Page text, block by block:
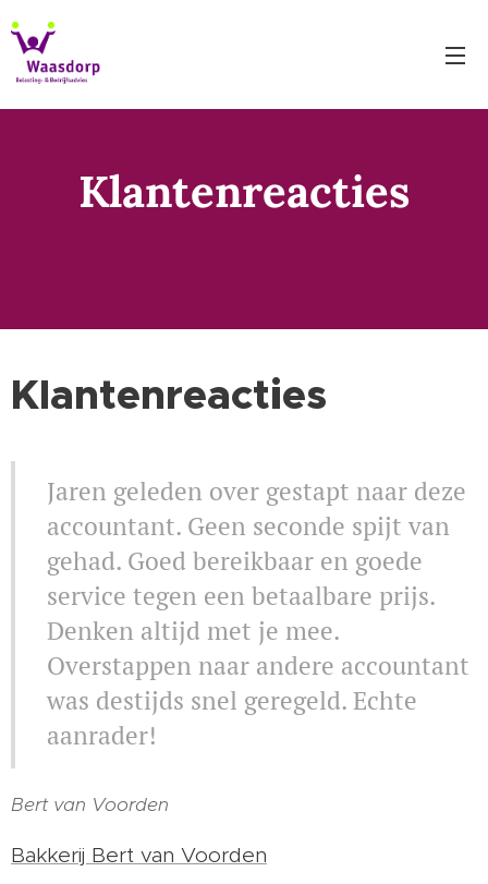
Klantenreacties
Klantenreacties
Jaren geleden over gestapt naar deze
accountant. Geen seconde spijt van
gehad. Goed bereikbaar en goede
service tegen een betaalbare prijs.
Denken altijd met je mee.
Overstappen naar andere accountant
was destijds snel geregeld. Echte
aanrader!
Bert van Voorden
Bakkerij Bert van Voorden